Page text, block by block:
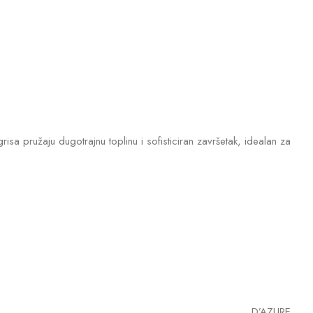
pružaju dugotrajnu toplinu i sofisticiran završetak, idealan za